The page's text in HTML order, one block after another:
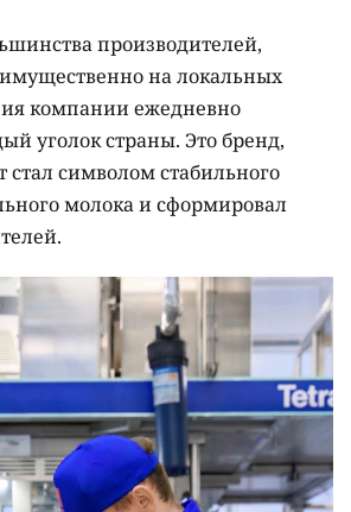
производителей,
на локальных
компании ежедневно
уголок страны. Это бренд,
стал символом стабильного
молока и сформировал